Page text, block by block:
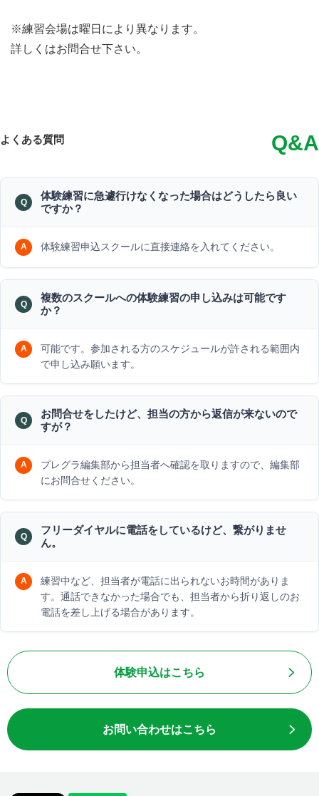
※練習会場は曜日により異なります。
詳しくはお問合せ下さい。
よくある質問 Q&A
体験練習に急遽行けなくなった場合はどうしたら良い
ですか？
体験練習申込スクールに直接連絡を入れてください。
複数のスクールへの体験練習の申し込みは可能です
か？
可能です。参加される方のスケジュールが許される範囲内
で申し込み願います。
お問合せをしたけど、担当の方から返信が来ないので
すが？
プレグラ編集部から担当者へ確認を取りますので、編集部
にお問合せください。
フリーダイヤルに電話をしているけど、繋がりませ
ん。
練習中など、担当者が電話に出られないお時間がありま
す。通話できなかった場合でも、担当者から折り返しのお
電話を差し上げる場合があります。
体験申込はこちら
お問い合わせはこちら